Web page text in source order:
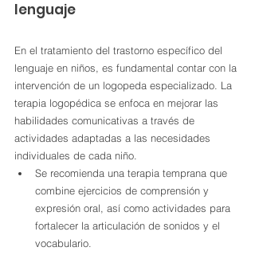
lenguaje
En el tratamiento del trastorno específico del
lenguaje en niños, es fundamental contar con la
intervención de un logopeda especializado. La
terapia logopédica se enfoca en mejorar las
habilidades comunicativas a través de
actividades adaptadas a las necesidades
individuales de cada niño.
Se recomienda una terapia temprana que
combine ejercicios de comprensión y
expresión oral, así como actividades para
fortalecer la articulación de sonidos y el
vocabulario.